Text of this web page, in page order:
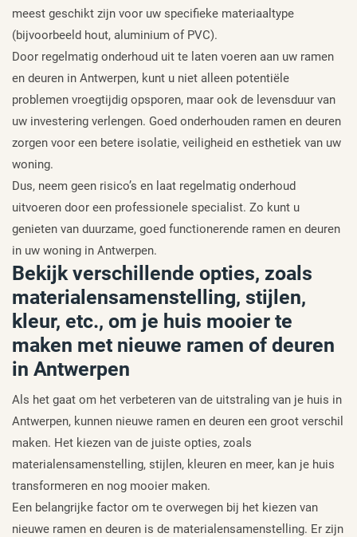
meest geschikt zijn voor uw specifieke materiaaltype
(bijvoorbeeld hout, aluminium of PVC).
Door regelmatig onderhoud uit te laten voeren aan uw ramen
en deuren in Antwerpen, kunt u niet alleen potentiële
problemen vroegtijdig opsporen, maar ook de levensduur van
uw investering verlengen. Goed onderhouden ramen en deuren
zorgen voor een betere isolatie, veiligheid en esthetiek van uw
woning.
Dus, neem geen risico’s en laat regelmatig onderhoud
uitvoeren door een professionele specialist. Zo kunt u
genieten van duurzame, goed functionerende ramen en deuren
in uw woning in Antwerpen.
Bekijk verschillende opties, zoals
materialensamenstelling, stijlen,
kleur, etc., om je huis mooier te
maken met nieuwe ramen of deuren
in Antwerpen
Als het gaat om het verbeteren van de uitstraling van je huis in
Antwerpen, kunnen nieuwe ramen en deuren een groot verschil
maken. Het kiezen van de juiste opties, zoals
materialensamenstelling, stijlen, kleuren en meer, kan je huis
transformeren en nog mooier maken.
Een belangrijke factor om te overwegen bij het kiezen van
nieuwe ramen en deuren is de materialensamenstelling. Er zijn